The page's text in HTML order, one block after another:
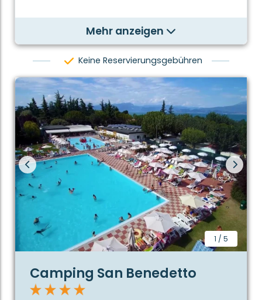
Mehr anzeigen
Keine Reservierungsgebühren
1 / 5
Camping San Benedetto